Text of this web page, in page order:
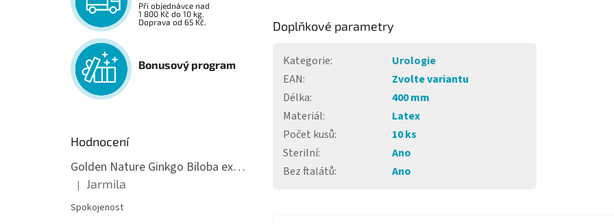
Při objednávce nad
1 800 Kč do 10 kg.
Doprava od 65 Kč.
Bonusový program
Hodnocení
Golden Nature Ginkgo Biloba extrakt 50:1 60mg, 100 kapslí
Hodnocení produktu je 5 z 5 hvězdiček.
| Jarmila
Spokojenost
Doplňkové parametry
Kategorie:
Urologie
EAN:
Zvolte variantu
Délka:
400 mm
Materiál:
Latex
Počet kusů:
10 ks
Sterilní:
Ano
Bez ftalátů: Ano